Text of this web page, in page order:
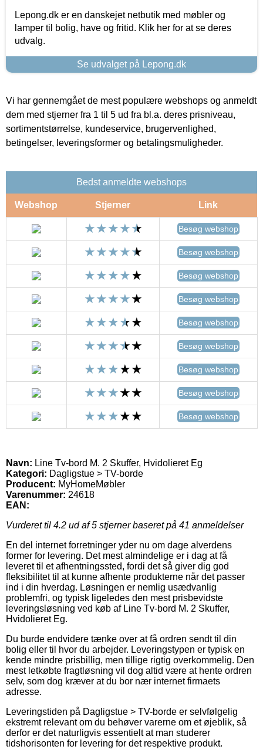
Lepong.dk er en danskejet netbutik med møbler og
lamper til bolig, have og fritid. Klik her for at se deres
udvalg.
Se udvalget på Lepong.dk
Vi har gennemgået de mest populære webshops og anmeldt
dem med stjerner fra 1 til 5 ud fra bl.a. deres prisniveau,
sortimentstørrelse, kundeservice, brugervenlighed,
betingelser, leveringsformer og betalingsmuligheder.
Bedst anmeldte webshops
Webshop Stjerner Link
Besøg webshop
Besøg webshop
Besøg webshop
Besøg webshop
Besøg webshop
Besøg webshop
Besøg webshop
Besøg webshop
Besøg webshop
Navn: Line Tv-bord M. 2 Skuffer, Hvidolieret Eg
Kategori: Dagligstue > TV-borde
Producent: MyHomeMøbler
Varenummer: 24618
EAN:
Vurderet til 4.2 ud af 5 stjerner baseret på 41 anmeldelser
En del internet forretninger yder nu om dage alverdens
former for levering. Det mest almindelige er i dag at få
leveret til et afhentningssted, fordi det så giver dig god
fleksibilitet til at kunne afhente produkterne når det passer
ind i din hverdag. Løsningen er nemlig usædvanlig
problemfri, og typisk ligeledes den mest prisbevidste
leveringsløsning ved køb af Line Tv-bord M. 2 Skuffer,
Hvidolieret Eg.
Du burde endvidere tænke over at få ordren sendt til din
bolig eller til hvor du arbejder. Leveringstypen er typisk en
kende mindre prisbillig, men tillige rigtig overkommelig. Den
mest letkøbte fragtløsning vil dog altid være at hente ordren
selv, som dog kræver at du bor nær internet firmaets
adresse.
Leveringstiden på Dagligstue > TV-borde er selvfølgelig
ekstremt relevant om du behøver varerne om et øjeblik, så
derfor er det naturligvis essentielt at man studerer
tidshorisonten for levering for det respektive produkt.